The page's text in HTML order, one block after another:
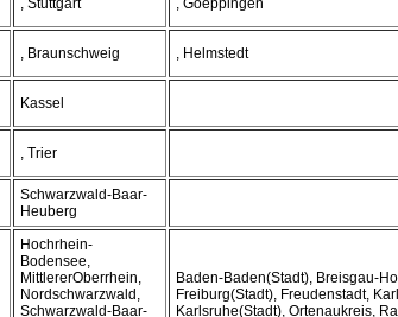
, Stuttgart , Goeppingen
, Braunschweig , Helmstedt
Kassel
, Trier
Schwarzwald-Baar-
Heuberg
Hochrhein-
Bodensee,
MittlererOberrhein,
Nordschwarzwald,
Schwarzwald-Baar-
Baden-Baden(Stadt), Breisgau-
Freiburg(Stadt), Freudenstadt,
Karlsruhe(Stadt), Ortenaukreis,